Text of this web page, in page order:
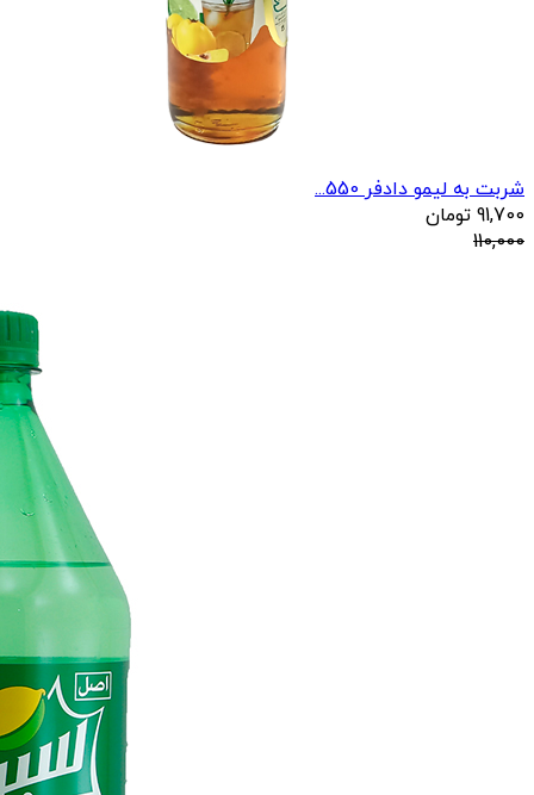
شربت به لیمو دادفر 550...
91,700 تومان
110,000